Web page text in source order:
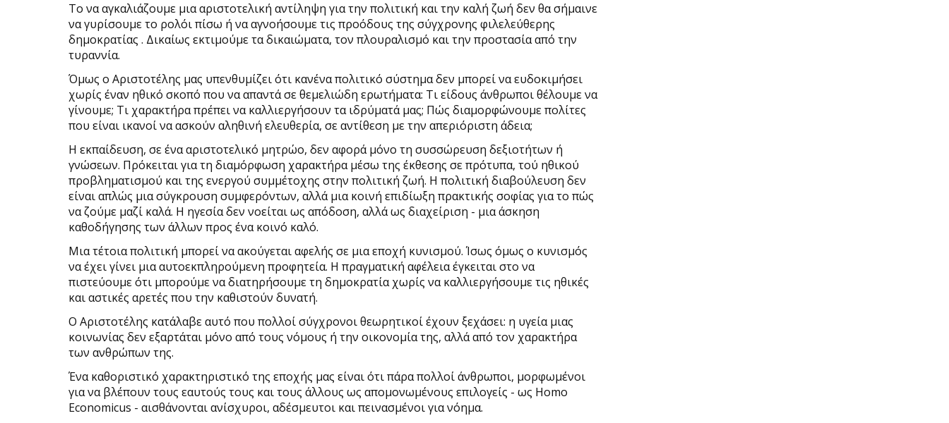
Το να αγκαλιάζουμε μια αριστοτελική αντίληψη για την πολιτική και την καλή ζωή δεν θα σήμαινε
να γυρίσουμε το ρολόι πίσω ή να αγνοήσουμε τις προόδους της σύγχρονης φιλελεύθερης
δημοκρατίας . Δικαίως εκτιμούμε τα δικαιώματα, τον πλουραλισμό και την προστασία από την
τυραννία.
Όμως ο Αριστοτέλης μας υπενθυμίζει ότι κανένα πολιτικό σύστημα δεν μπορεί να ευδοκιμήσει
χωρίς έναν ηθικό σκοπό που να απαντά σε θεμελιώδη ερωτήματα: Τι είδους άνθρωποι θέλουμε να
γίνουμε; Τι χαρακτήρα πρέπει να καλλιεργήσουν τα ιδρύματά μας; Πώς διαμορφώνουμε πολίτες
που είναι ικανοί να ασκούν αληθινή ελευθερία, σε αντίθεση με την απεριόριστη άδεια;
Η εκπαίδευση, σε ένα αριστοτελικό μητρώο, δεν αφορά μόνο τη συσσώρευση δεξιοτήτων ή
γνώσεων. Πρόκειται για τη διαμόρφωση χαρακτήρα μέσω της έκθεσης σε πρότυπα, τού ηθικού
προβληματισμού και της ενεργού συμμέτοχης στην πολιτική ζωή. Η πολιτική διαβούλευση δεν
είναι απλώς μια σύγκρουση συμφερόντων, αλλά μια κοινή επιδίωξη πρακτικής σοφίας για το πώς
να ζούμε μαζί καλά. Η ηγεσία δεν νοείται ως απόδοση, αλλά ως διαχείριση - μια άσκηση
καθοδήγησης των άλλων προς ένα κοινό καλό.
Μια τέτοια πολιτική μπορεί να ακούγεται αφελής σε μια εποχή κυνισμού. Ίσως όμως ο κυνισμός
να έχει γίνει μια αυτοεκπληρούμενη προφητεία. Η πραγματική αφέλεια έγκειται στο να
πιστεύουμε ότι μπορούμε να διατηρήσουμε τη δημοκρατία χωρίς να καλλιεργήσουμε τις ηθικές
και αστικές αρετές που την καθιστούν δυνατή.
Ο Αριστοτέλης κατάλαβε αυτό που πολλοί σύγχρονοι θεωρητικοί έχουν ξεχάσει: η υγεία μιας
κοινωνίας δεν εξαρτάται μόνο από τους νόμους ή την οικονομία της, αλλά από τον χαρακτήρα
των ανθρώπων της.
Ένα καθοριστικό χαρακτηριστικό της εποχής μας είναι ότι πάρα πολλοί άνθρωποι, μορφωμένοι
για να βλέπουν τους εαυτούς τους και τους άλλους ως απομονωμένους επιλογείς - ως Homo
Economicus - αισθάνονται ανίσχυροι, αδέσμευτοι και πεινασμένοι για νόημα.